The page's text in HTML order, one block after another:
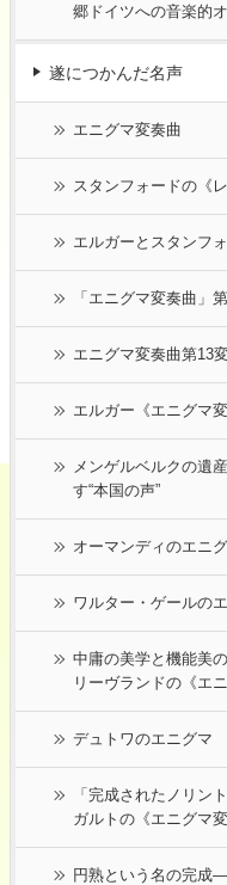
郷ドイツへの音楽的
遂につかんだ名声
エニグマ変奏曲
スタンフォードの《
エルガーとスタンフ
「エニグマ変奏曲」
エニグマ変奏曲第13
エルガー《エニグマ
メンゲルベルクの遺
す“本国の声”
オーマンディのエニ
ワルター・ゲールの
中庸の美学と機能美
リーヴランドの《エニ
デュトワのエニグマ
「完成されたノリン
ガルトの《エニグマ変
円熟という名の完成